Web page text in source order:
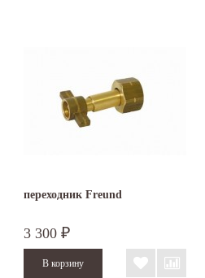
переходник Freund
3 300 ₽